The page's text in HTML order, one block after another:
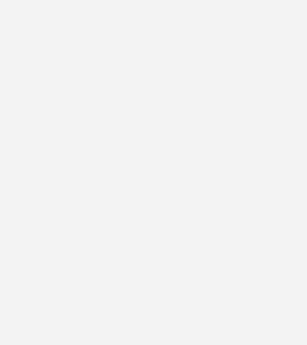
für die im Winter 2012/Sommer
zum Mechatroniker für Kältetechnik.
zum IKKE (Informationszentrum für
und genossen das trockene Wetter
Büfett und
in Nordrhein und
Nordrhein als auch in Schleswig-